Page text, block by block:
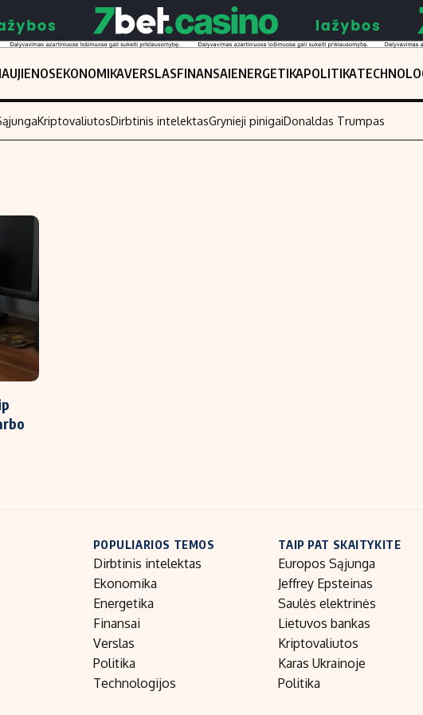
EKONOMIKAVERSLASFINANSAIENERGETIKAPOLITIKA
KriptovaliutosDirbtinis intelektasGrynieji pinigaiDonaldas Trumpas
POPULIARIOS TEMOS
Dirbtinis intelektas
Ekonomika
Energetika
Finansai
Verslas
Politika
Technologijos
TAIP PAT SKAITYKITE
Europos Sąjunga
Jeffrey Epsteinas
Saulės elektrinės
Lietuvos bankas
Kriptovaliutos
Karas Ukrainoje
Politika